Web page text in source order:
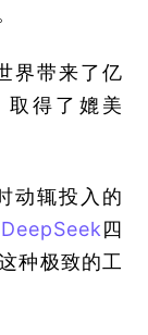
界带来了亿
取得了媲美
动辄投入的
DeepSeek四
种极致的工